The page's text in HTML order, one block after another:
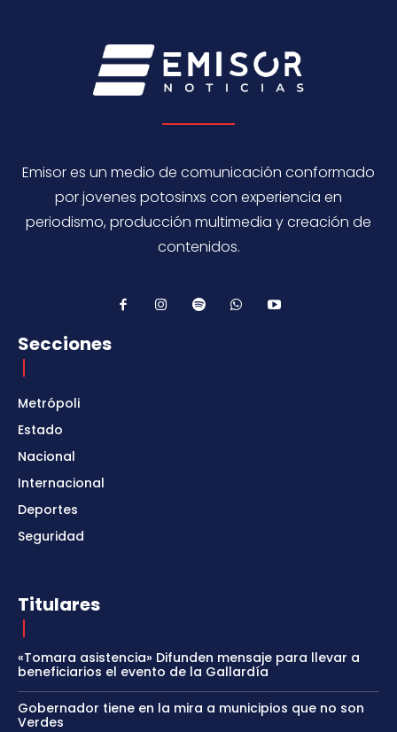
Emisor es un medio de comunicación conformado
por jovenes potosinxs con experiencia en
periodismo, producción multimedia y creación de
contenidos.
Secciones
Metrópoli
Estado
Nacional
Internacional
Deportes
Seguridad
Titulares
«Tomara asistencia» Difunden mensaje para llevar a
beneficiarios el evento de la Gallardía
Gobernador tiene en la mira a municipios que no son
Verdes